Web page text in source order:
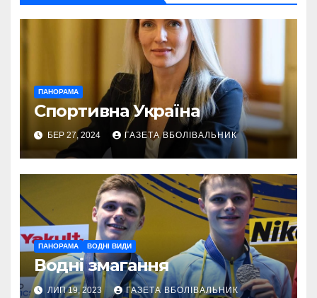
ПАНОРАМА
Спортивна Україна
БЕР 27, 2024 ГАЗЕТА ВБОЛІВАЛЬНИК
ПАНОРАМА ВОДНІ ВИДИ
Водні змагання
ЛИП 19, 2023 ГАЗЕТА ВБОЛІВАЛЬНИК